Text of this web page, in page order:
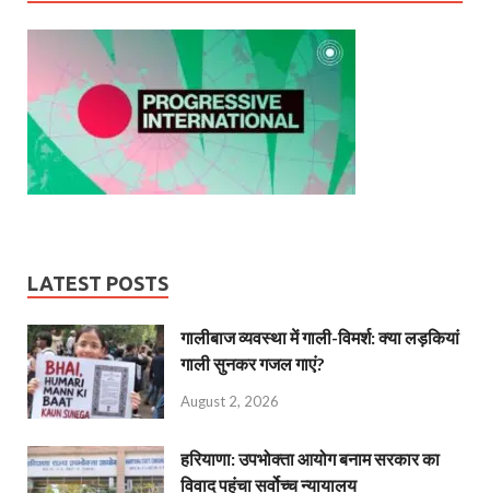
LATEST POSTS
गालीबाज व्‍यवस्‍था में गाली-विमर्श: क्या लड़कियां
गाली सुनकर गजल गाएं?
August 2, 2026
हरियाणा: उपभोक्ता आयोग बनाम सरकार का
विवाद पहुंचा सर्वोच्च न्यायालय